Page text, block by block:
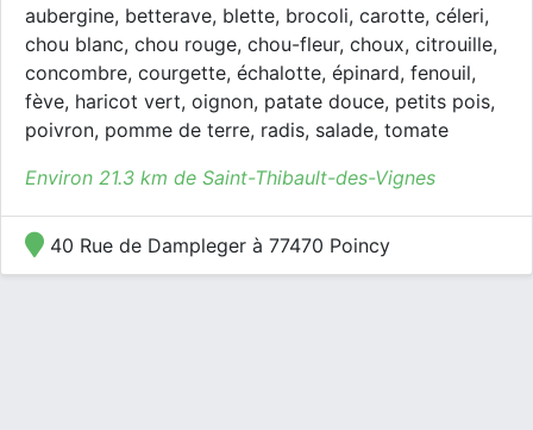
aubergine, betterave, blette, brocoli, carotte, céleri,
chou blanc, chou rouge, chou-fleur, choux, citrouille,
concombre, courgette, échalotte, épinard, fenouil,
fève, haricot vert, oignon, patate douce, petits pois,
poivron, pomme de terre, radis, salade, tomate
Environ 21.3 km de Saint-Thibault-des-Vignes
40 Rue de Dampleger à 77470 Poincy